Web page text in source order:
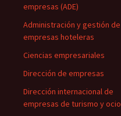
empresas (ADE)
Administración y gestión de
empresas hoteleras
Ciencias empresariales
Dirección de empresas
Dirección internacional de
empresas de turismo y ocio